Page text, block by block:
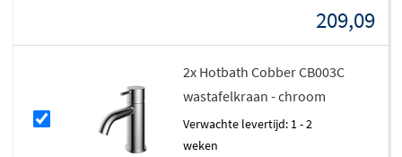
209,09
2x Hotbath Cobber CB003C
wastafelkraan - chroom
Verwachte levertijd: 1 - 2
weken